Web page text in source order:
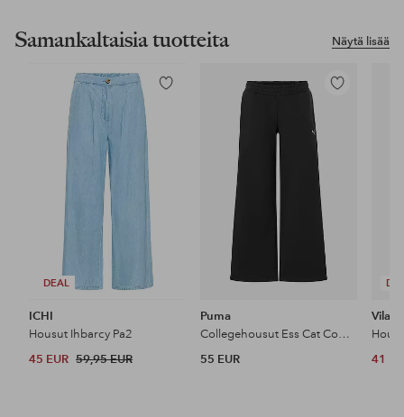
Näytä lisää
Samankaltaisia tuotteita
DEAL
Lisää
ICHI
Housut Ihbarcy Pa2
45 EUR 59,95 EUR
Lisää
Puma
Collegehousut Ess Cat Comfort Wide Leg Pants FL op
55 EUR
Vila
41